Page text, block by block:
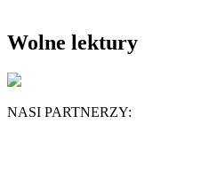
Wolne lektury
NASI PARTNERZY: